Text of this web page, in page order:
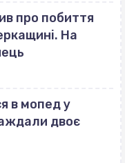
про побиття
На
в мопед у
двоє